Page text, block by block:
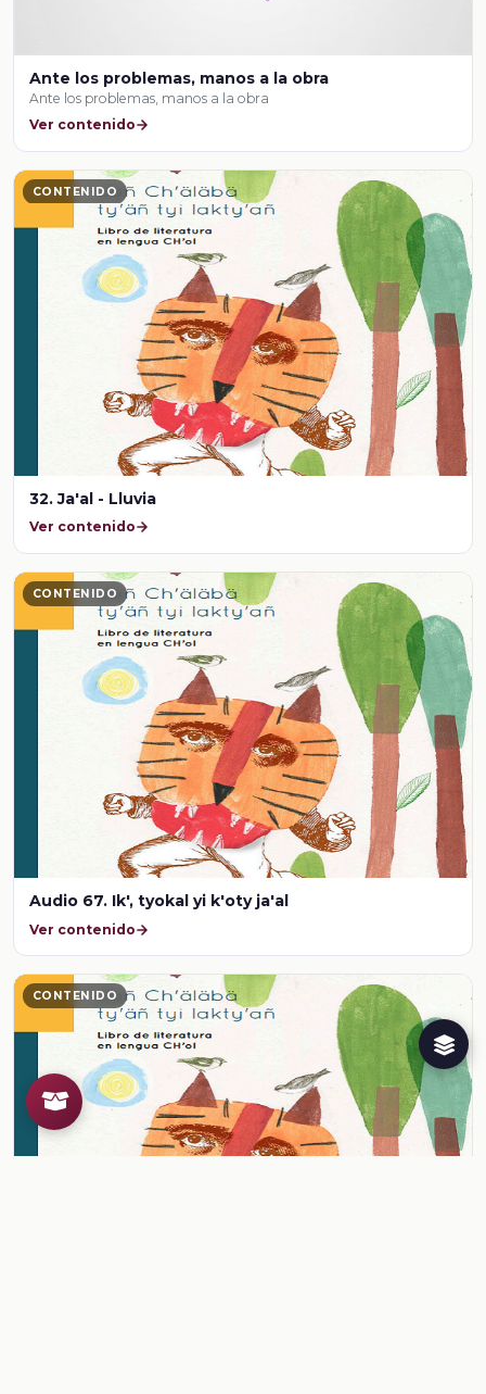
Ante los problemas, manos a la obra
Ante los problemas, manos a la obra
Ver contenido
CONTENIDO
32. Ja'al - Lluvia
Ver contenido
CONTENIDO
Audio 67. Ik', tyokal yi k'oty ja'al
Ver contenido
CONTENIDO